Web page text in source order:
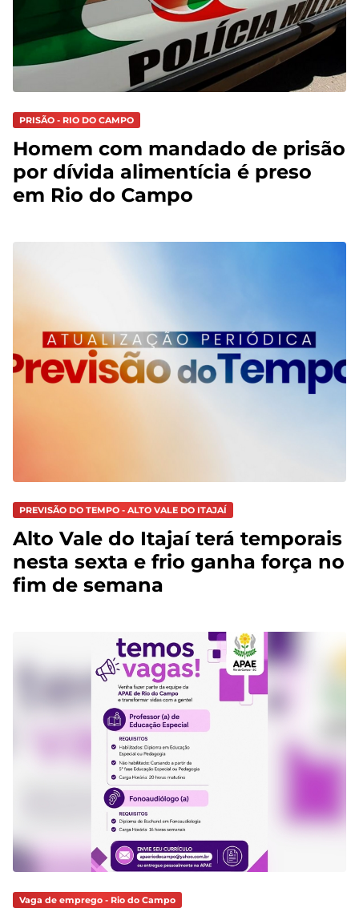
PRISÃO - RIO DO CAMPO
Homem com mandado de prisão
por dívida alimentícia é preso
em Rio do Campo
PREVISÃO DO TEMPO - ALTO VALE DO ITAJAÍ
Alto Vale do Itajaí terá temporais
nesta sexta e frio ganha força no
fim de semana
Vaga de emprego - Rio do Campo